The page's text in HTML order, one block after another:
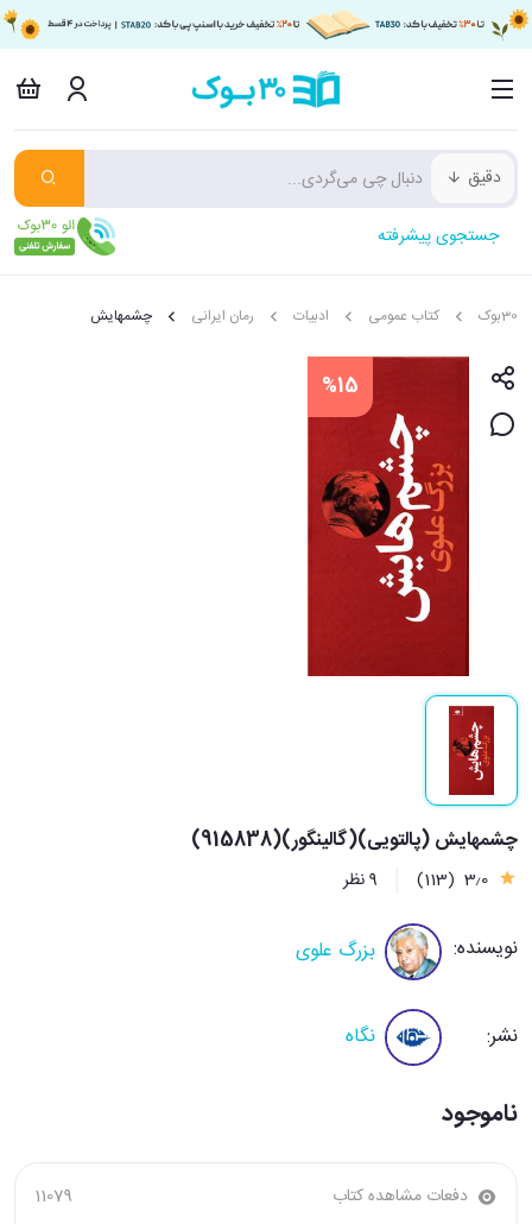
دقیق
جستجوی پیشرفته
30بوک کتاب عمومی ادبیات رمان ایرانی چشمهایش
%15
چشمهایش (پالتویی)(گالینگور)(915838)
3٫0 (113) 9 نظر
نویسنده: بزرگ علوی
نشر: نگاه
ناموجود
دفعات مشاهده کتاب 11079